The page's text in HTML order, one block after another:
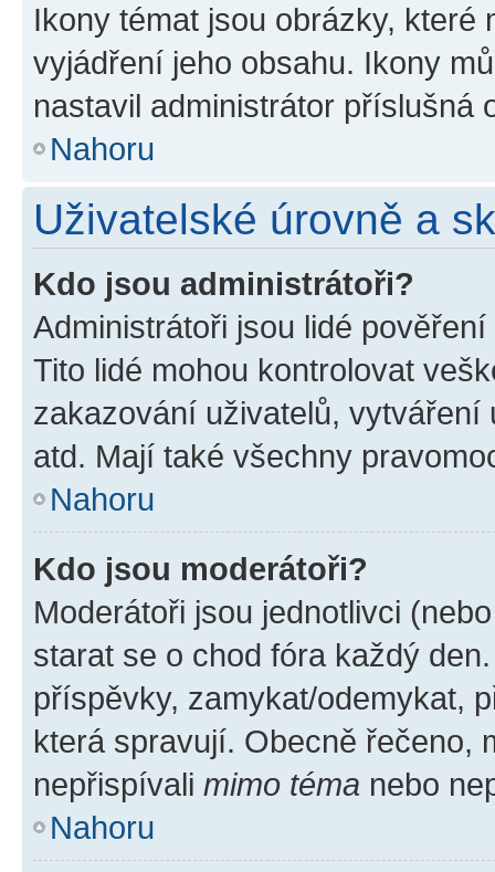
Ikony témat jsou obrázky,
vyjádření jeho obsahu. Ikony
nastavil administrátor příslušná
Nahoru
Uživatelské úrovně a
Kdo jsou administrátoři?
Administrátoři jsou lidé
Tito lidé mohou kontrolovat
zakazování uživatelů,
atd. Mají také všechny
Nahoru
Kdo jsou moderátoři?
Moderátoři jsou jednotlivci
starat se o chod fóra každý
příspěvky, zamykat/odemykat,
která spravují. Obecně řečeno,
nepřispívali mimo téma nebo
Nahoru